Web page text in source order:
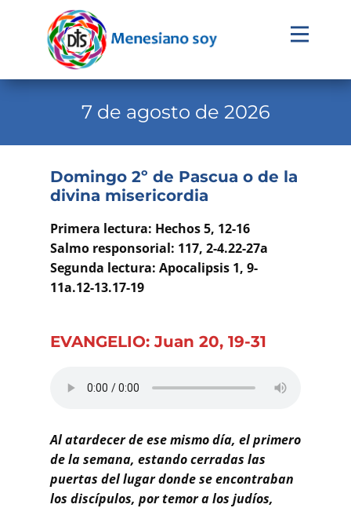
Evangelio
Institucional
Familia Menesiana
Pastoral Vocacional
Recursos
7 de agosto de 2026
Domingo 2º de Pascua o de la
divina misericordia
Primera lectura: Hechos 5, 12-16
Salmo responsorial: 117, 2-4.22-27a
Segunda lectura: Apocalipsis 1, 9-
11a.12-13.17-19
EVANGELIO: Juan 20, 19-31
Al atardecer de ese mismo día, el primero
de la semana, estando cerradas las
puertas del lugar donde se encontraban
los discípulos, por temor a los judíos,